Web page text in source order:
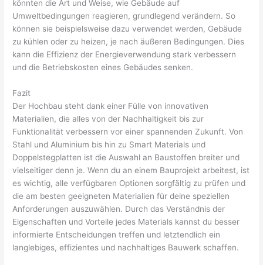
könnten die Art und Weise, wie Gebäude auf
Umweltbedingungen reagieren, grundlegend verändern. So
können sie beispielsweise dazu verwendet werden, Gebäude
zu kühlen oder zu heizen, je nach äußeren Bedingungen. Dies
kann die Effizienz der Energieverwendung stark verbessern
und die Betriebskosten eines Gebäudes senken.
Fazit
Der Hochbau steht dank einer Fülle von innovativen
Materialien, die alles von der Nachhaltigkeit bis zur
Funktionalität verbessern vor einer spannenden Zukunft. Von
Stahl und Aluminium bis hin zu Smart Materials und
Doppelstegplatten ist die Auswahl an Baustoffen breiter und
vielseitiger denn je. Wenn du an einem Bauprojekt arbeitest, ist
es wichtig, alle verfügbaren Optionen sorgfältig zu prüfen und
die am besten geeigneten Materialien für deine speziellen
Anforderungen auszuwählen. Durch das Verständnis der
Eigenschaften und Vorteile jedes Materials kannst du besser
informierte Entscheidungen treffen und letztendlich ein
langlebiges, effizientes und nachhaltiges Bauwerk schaffen.